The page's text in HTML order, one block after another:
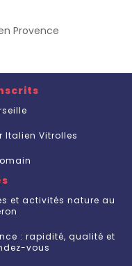
Provence
Italien Vitrolles
et activités nature au
: rapidité, qualité et
vous